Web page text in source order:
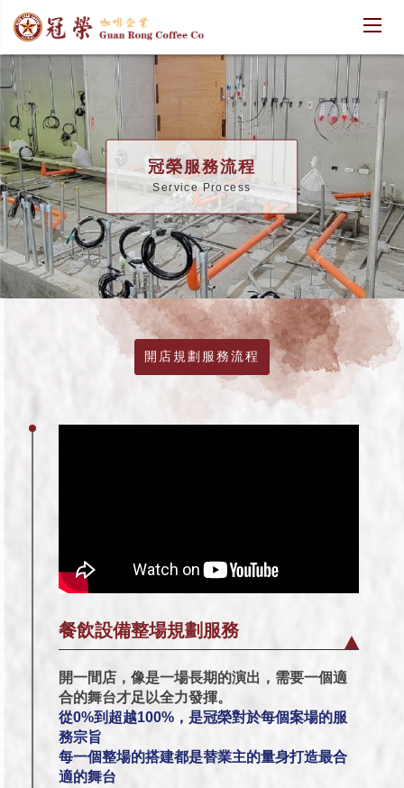
冠榮服務流程
Service Process
開店規劃服務流程
餐飲設備整場規劃服務
開一間店，像是一場長期的演出，需要一個適
合的舞台才足以全力發揮。
從0%到超越100%，是冠榮對於每個案場的服
務宗旨
每一個整場的搭建都是替業主的量身打造最合
適的舞台